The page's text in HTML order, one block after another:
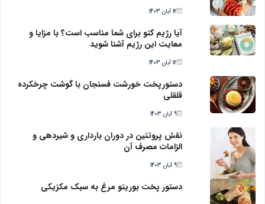
12 آبان 1403
آیا رژیم کتو برای شما مناسب است؟ با مزایا و
معایت این رژیم آشنا شوید
12 آبان 1403
دستورپخت خورشت فسنجان با گوشت چرخکرده
قلقلی
9 آبان 1403
نقش پروتئین در دوران بارداری و شیردهی و
الزامات مصرف آن
9 آبان 1403
دستور پخت بوریتو مرغ به سبک مکزیکی